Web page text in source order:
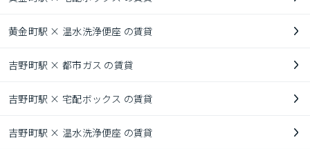
黄金町駅 × 温水洗浄便座 の賃貸
吉野町駅 × 都市ガス の賃貸
吉野町駅 × 宅配ボックス の賃貸
吉野町駅 × 温水洗浄便座 の賃貸